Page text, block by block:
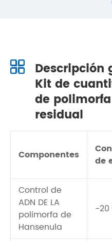
Descripción
Kit de
de
residual
Componentes
de
Control de
ADN DE LA
polimorfa de
Hansenula
-20